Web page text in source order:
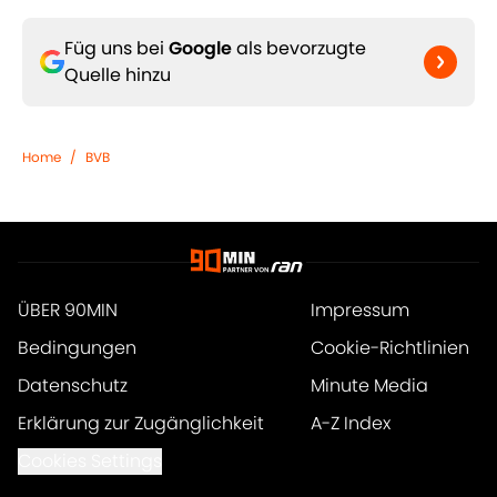
Füg uns bei Googleals bevorzugte
Quelle hinzu
Home / BVB
ÜBER 90MIN
Impressum
Bedingungen
Cookie-Richtlinien
Datenschutz
Minute Media
Erklärung zur Zugänglichkeit
A-Z Index